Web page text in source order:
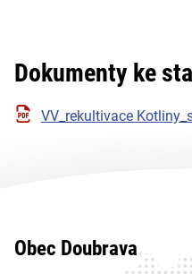
Dokumenty ke
VV_rekultivace
Obec Doubrava